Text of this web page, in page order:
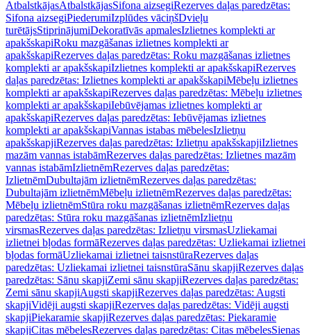
AtbalstkājasAtbalstkājasSifona aizsegiRezerves daļas paredzētas:
Sifona aizsegiPiederumiIzplūdes vāciņšDvieļu
turētājsStiprinājumiDekoratīvās apmalesIzlietnes komplekti ar
apakšskapiRoku mazgāšanas izlietnes komplekti ar
apakšskapiRezerves daļas paredzētas: Roku mazgāšanas izlietnes
komplekti ar apakšskapiIzlietnes komplekti ar apakšskapiRezerves
daļas paredzētas: Izlietnes komplekti ar apakšskapiMēbeļu izlietnes
komplekti ar apakšskapiRezerves daļas paredzētas: Mēbeļu izlietnes
komplekti ar apakšskapiIebūvējamas izlietnes komplekti ar
apakšskapiRezerves daļas paredzētas: Iebūvējamas izlietnes
komplekti ar apakšskapiVannas istabas mēbelesIzlietņu
apakšskapjiRezerves daļas paredzētas: Izlietņu apakšskapjiIzlietnes
mazām vannas istabāmRezerves daļas paredzētas: Izlietnes mazām
vannas istabāmIzlietnēmRezerves daļas paredzētas:
IzlietnēmDubultajām izlietnēmRezerves daļas paredzētas:
Dubultajām izlietnēmMēbeļu izlietnēmRezerves daļas paredzētas:
Mēbeļu izlietnēmStūra roku mazgāšanas izlietnēmRezerves daļas
paredzētas: Stūra roku mazgāšanas izlietnēmIzlietņu
virsmasRezerves daļas paredzētas: Izlietņu virsmasUzliekamai
izlietnei bļodas formāRezerves daļas paredzētas: Uzliekamai izlietnei
bļodas formāUzliekamai izlietnei taisnstūraRezerves daļas
paredzētas: Uzliekamai izlietnei taisnstūraSānu skapjiRezerves daļas
paredzētas: Sānu skapjiZemi sānu skapjiRezerves daļas paredzētas:
Zemi sānu skapjiAugsti skapjiRezerves daļas paredzētas: Augsti
skapjiVidēji augsti skapjiRezerves daļas paredzētas: Vidēji augsti
skapjiPiekaramie skapjiRezerves daļas paredzētas: Piekaramie
skapjiCitas mēbelesRezerves daļas paredzētas: Citas mēbelesSienas